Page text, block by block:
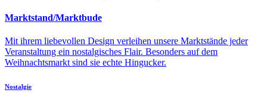
Marktstand/Marktbude
Mit ihrem liebevollen Design verleihen unsere Marktstände jeder
Veranstaltung ein nostalgisches Flair. Besonders auf dem
Weihnachtsmarkt sind sie echte Hingucker.
Nostalgie